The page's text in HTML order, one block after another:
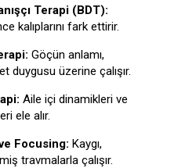
Terapi (BDT):
kalıplarını fark ettirir.
Göçün anlamı,
duygusu üzerine çalışır.
Aile içi dinamikleri ve
ele alır.
Focusing: Kaygı,
travmalarla çalışır.